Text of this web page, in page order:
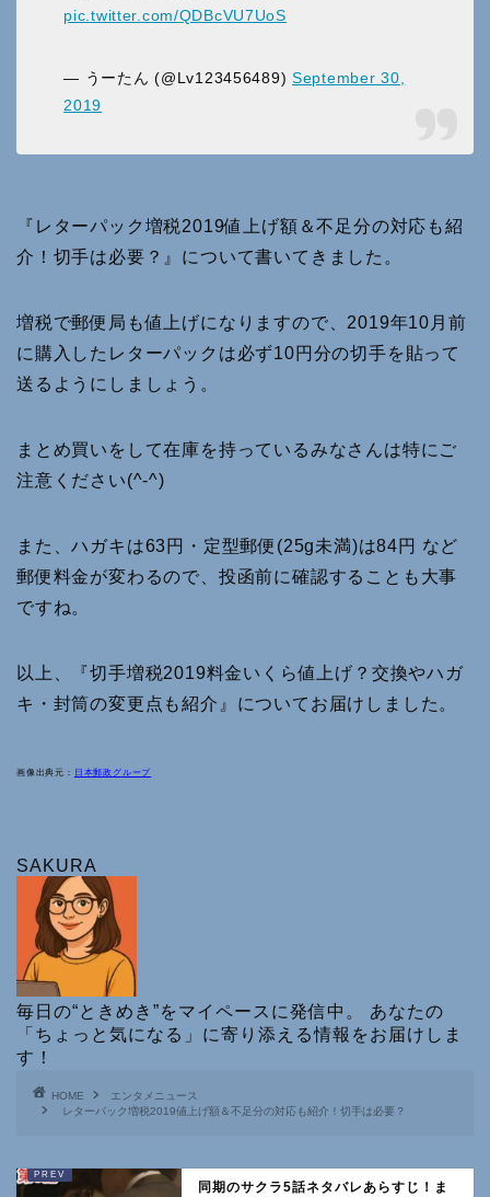
pic.twitter.com/QDBcVU7UoS
— うーたん (@Lv123456489)September 30,
2019
『レターパック増税2019値上げ額＆不足分の対応も紹
介！切手は必要？』について書いてきました。
増税で郵便局も値上げになりますので、2019年10月前
に購入したレターパックは必ず10円分の切手を貼って
送るようにしましょう。
まとめ買いをして在庫を持っているみなさんは特にご
注意ください(^-^)
また、ハガキは63円・定型郵便(25g未満)は84円 など
郵便料金が変わるので、投函前に確認することも大事
ですね。
以上、『切手増税2019料金いくら値上げ？交換やハガ
キ・封筒の変更点も紹介』についてお届けしました。
画像出典元： 日本郵政グループ
SAKURA
毎日の“ときめき”をマイペースに発信中。 あなたの
「ちょっと気になる」に寄り添える情報をお届けしま
す！
HOME
エンタメニュース
レターパック増税2019値上げ額＆不足分の対応も紹介！切手は必要？
同期のサクラ5話ネタバレあらすじ！ま